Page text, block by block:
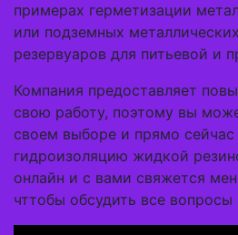
примерах герметизации
или подземных
резервуаров для питьевой и
Компания предоставляет
свою работу, поэтому вы
своем выборе и прямо сейчас
гидроизоляцию жидкой
онлайн и с вами свяжется
чттобы обсудить все вопросы